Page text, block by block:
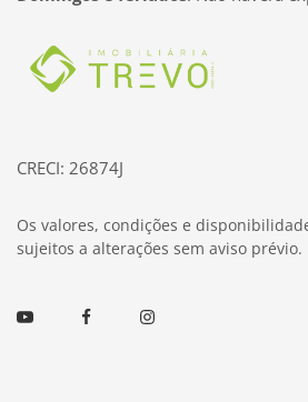
Página inicial
CRECI: 26874J
Os valores, condições e
sujeitos a alterações sem aviso prévio.
Youtube FacebookInstagram